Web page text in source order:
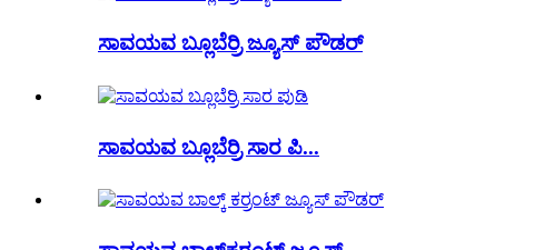
ಸಾವಯವ ಬ್ಲೂಬೆರ್ರಿ ಜ್ಯೂಸ್ ಪೌಡರ್
ಸಾವಯವ ಬ್ಲೂಬೆರ್ರಿ ಸಾರ ಪಿ...